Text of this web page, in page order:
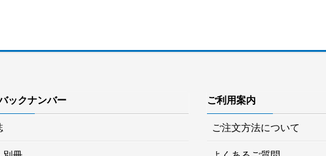
ックナンバー ご利用案内
ご注文方法について